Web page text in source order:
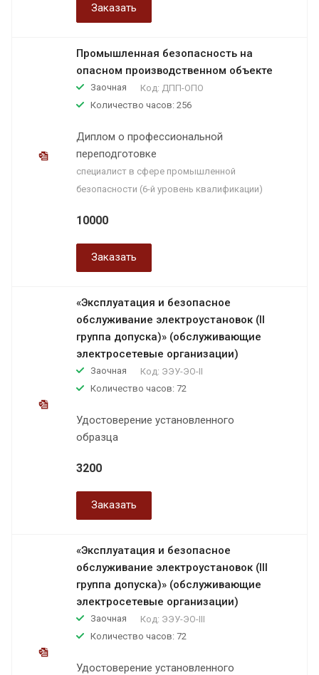
Заказать
Промышленная безопасность на
опасном производственном объекте
Заочная Код: ДПП-ОПО
Количество часов: 256
Диплом о профессиональной
переподготовке
специалист в сфере промышленной
безопасности (6-й уровень квалификации)
10000
Заказать
«Эксплуатация и безопасное
обслуживание электроустановок (II
группа допуска)» (обслуживающие
электросетевые организации)
Заочная Код: ЭЭУ-ЭО-II
Количество часов: 72
Удостоверение установленного
образца
3200
Заказать
«Эксплуатация и безопасное
обслуживание электроустановок (III
группа допуска)» (обслуживающие
электросетевые организации)
Заочная Код: ЭЭУ-ЭО-III
Количество часов: 72
Удостоверение установленного